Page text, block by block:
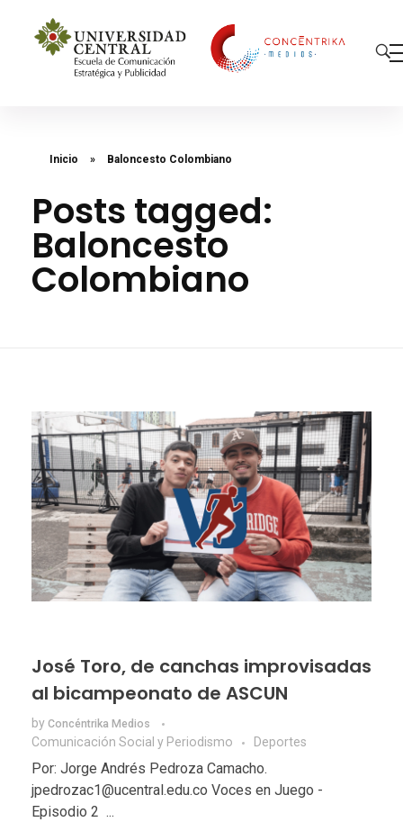
Inicio » Baloncesto Colombiano
Posts tagged:
Baloncesto
Colombiano
José Toro, de canchas improvisadas
al bicampeonato de ASCUN
by Concéntrika Medios
Comunicación Social y Periodismo Deportes
Por: Jorge Andrés Pedroza Camacho.
jpedrozac1@ucentral.edu.co Voces en Juego -
Episodio 2 ...